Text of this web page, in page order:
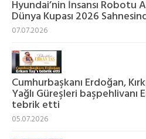
Hyundai’nin İnsansı Robotu
Dünya Kupası 2026
07.07.2026
Cumhurbaşkanı Erdoğan,
Yağlı Güreşleri başpehlivanı
tebrik etti
05.07.2026